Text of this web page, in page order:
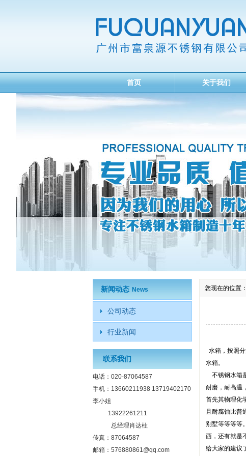
首页 关于我们
您现在的位置：
水箱，按照
水箱。
不锈钢水箱
耐磨，耐高温
首先其物理化
且耐腐蚀比普
别墅等等等等
西，还有就是
给大家的建议
新闻动态 News
公司动态
行业新闻
联系我们
电话：020-87064587
手机：13660211938 13719402170
李小姐
13922261211
总经理肖达柱
传真：87064587
邮箱：576880861@qq.com